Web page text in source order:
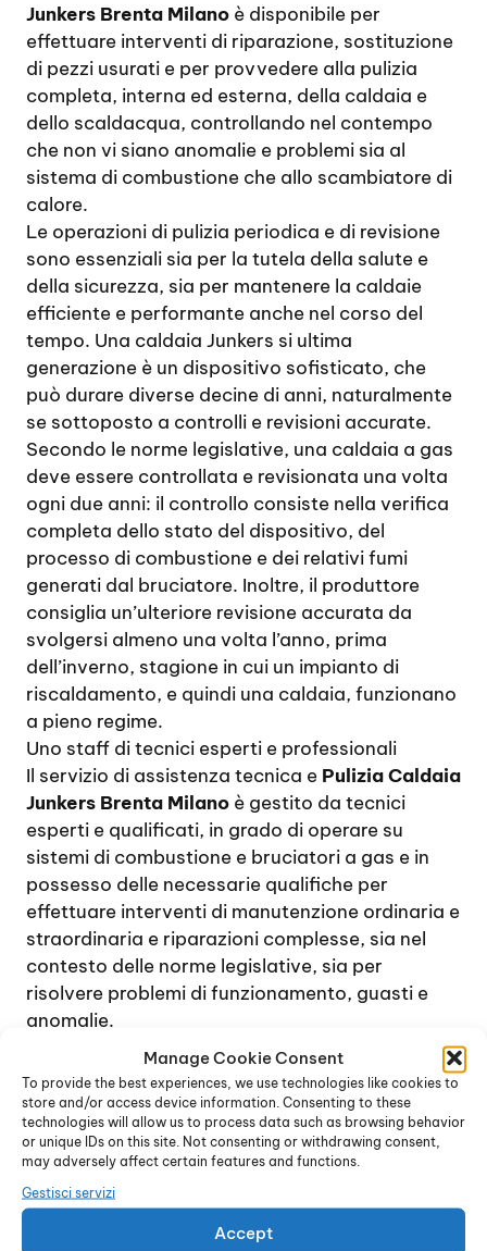
Manage Cookie Consent
To provide the best experiences, we use technologies like cookies to
store and/or access device information. Consenting to these
technologies will allow us to process data such as browsing behavior
or unique IDs on this site. Not consenting or withdrawing consent,
may adversely affect certain features and functions.
Gestisci servizi
Accept
Junkers Brenta Milano è disponibile per
effettuare interventi di riparazione, sostituzione
di pezzi usurati e per provvedere alla pulizia
completa, interna ed esterna, della caldaia e
dello scaldacqua, controllando nel contempo
che non vi siano anomalie e problemi sia al
sistema di combustione che allo scambiatore di
calore.
Le operazioni di pulizia periodica e di revisione
sono essenziali sia per la tutela della salute e
della sicurezza, sia per mantenere la caldaie
efficiente e performante anche nel corso del
tempo. Una caldaia Junkers si ultima
generazione è un dispositivo sofisticato, che
può durare diverse decine di anni, naturalmente
se sottoposto a controlli e revisioni accurate.
Secondo le norme legislative, una caldaia a gas
deve essere controllata e revisionata una volta
ogni due anni: il controllo consiste nella verifica
completa dello stato del dispositivo, del
processo di combustione e dei relativi fumi
generati dal bruciatore. Inoltre, il produttore
consiglia un’ulteriore revisione accurata da
svolgersi almeno una volta l’anno, prima
dell’inverno, stagione in cui un impianto di
riscaldamento, e quindi una caldaia, funzionano
a pieno regime.
Uno staff di tecnici esperti e professionali
Il servizio di assistenza tecnica e Pulizia Caldaia
Junkers Brenta Milano è gestito da tecnici
esperti e qualificati, in grado di operare su
sistemi di combustione e bruciatori a gas e in
possesso delle necessarie qualifiche per
effettuare interventi di manutenzione ordinaria e
straordinaria e riparazioni complesse, sia nel
contesto delle norme legislative, sia per
risolvere problemi di funzionamento, guasti e
anomalie.
In caso di blocchi della caldaia e problemi di
funzionamento, si raccomanda di evitare
assolutamente qualsiasi intervento fai da te e di
rivolgersi immediatamente ad un tecnico
esperto: la presenza di un bruciatore a gas e di
un processo di combustione rendono necessario
l’intervento di un esperto, per evitare rischi
anche di grave entità per la salute delle persone